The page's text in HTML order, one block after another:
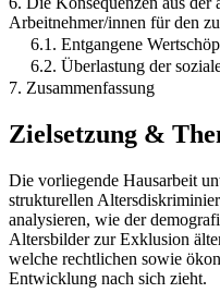
Arbeitnehmer/innen für den
6.1. Entgangene
6.2. Überlastung der
7. Zusammenfassung
Zielsetzung &
Die vorliegende Hausarbeit
strukturellen
analysieren, wie der
Altersbilder zur Exklusion
welche rechtlichen sowie
Entwicklung nach sich zieht.